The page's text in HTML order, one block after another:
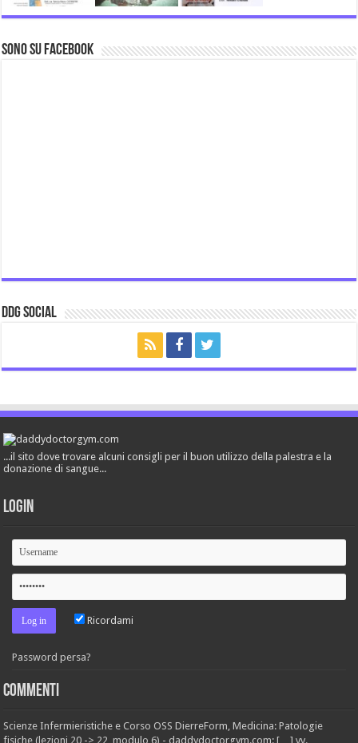
Sono su Facebook
ddg Social
...il sito dove trovare alcuni consigli per il buon utilizzo della palestra e la
donazione di sangue...
Login
Ricordami
Password persa?
Commenti
Scienze Infermieristiche e Corso OSS DierreForm, Medicina: Patologie
fisiche (lezioni 20 -> 22, modulo 6) - daddydoctorgym.com: […] vv.